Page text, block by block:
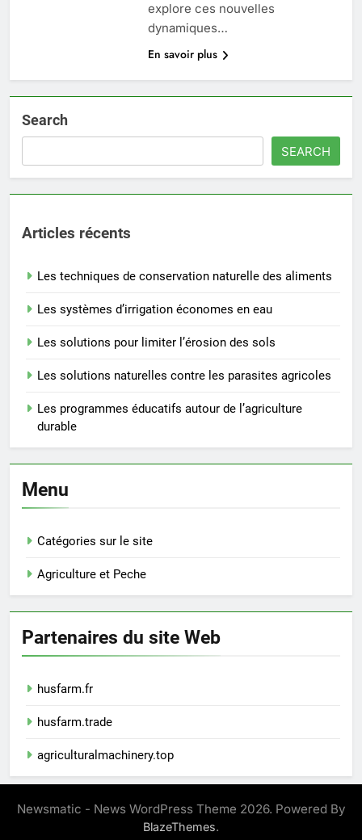
explore ces nouvelles
dynamiques…
En savoir plus
Search
SEARCH
Articles récents
Les techniques de conservation naturelle des aliments
Les systèmes d’irrigation économes en eau
Les solutions pour limiter l’érosion des sols
Les solutions naturelles contre les parasites agricoles
Les programmes éducatifs autour de l’agriculture
durable
Menu
Catégories sur le site
Agriculture et Peche
Partenaires du site Web
husfarm.fr
husfarm.trade
agriculturalmachinery.top
Newsmatic - News WordPress Theme 2026. Powered By
BlazeThemes.